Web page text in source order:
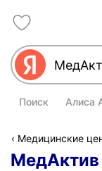
Поиск Алиса
Медицинские
МедАктив